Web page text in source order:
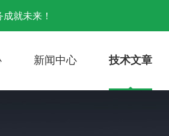
就未来！
新闻中心 技术文章